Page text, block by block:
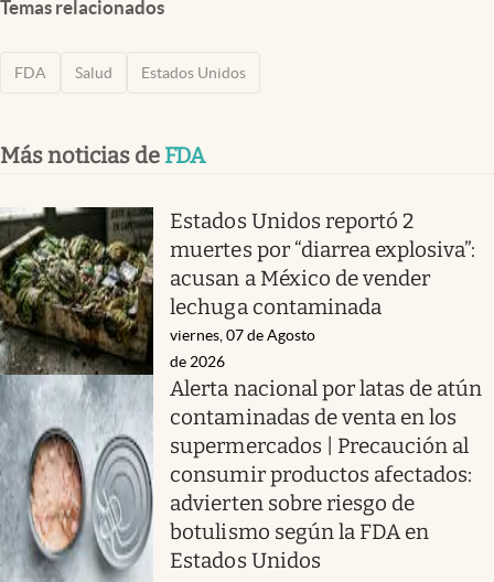
Temas relacionados
FDA Salud Estados Unidos
Más noticias de FDA
Estados Unidos reportó 2
muertes por “diarrea explosiva”:
acusan a México de vender
lechuga contaminada
viernes, 07 de Agosto
de 2026
Alerta nacional por latas de atún
contaminadas de venta en los
supermercados | Precaución al
consumir productos afectados:
advierten sobre riesgo de
botulismo según la FDA en
Estados Unidos